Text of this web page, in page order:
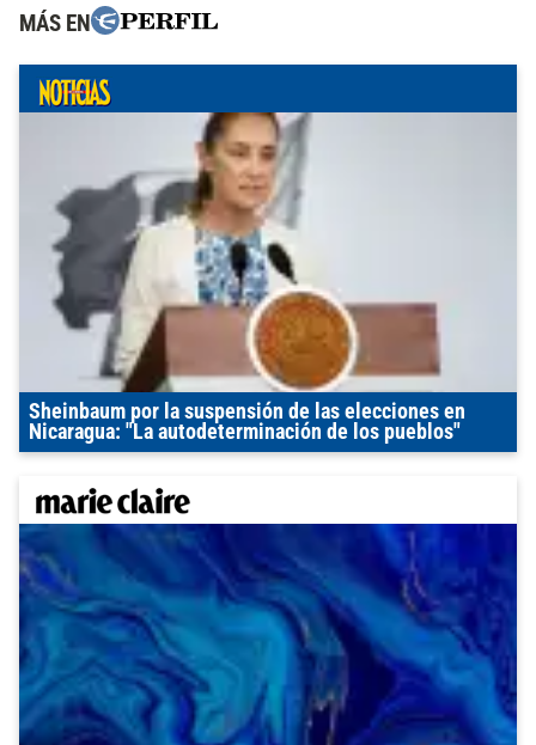
MÁS EN
Sheinbaum por la suspensión de las elecciones en
Nicaragua: "La autodeterminación de los pueblos"